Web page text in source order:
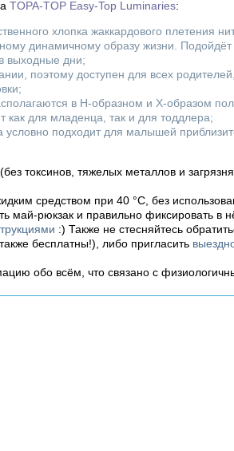
TOPA-TOP Easy-Top Luminaries:
хлопка жаккардового плетения
динамичному образу жизни.
выходные дни;
поэтому доступен для всех
в Н-образном и Х-образом
как для младенца, так и для тоддлера;
условно подходит для малышей
токсинов, тяжелых металлов и
средством при 40 °С, без
май-рюкзак и правильно фиксировать
:) Также не стесняйтесь
бесплатны!), либо пригласить
обо всём, что связано с